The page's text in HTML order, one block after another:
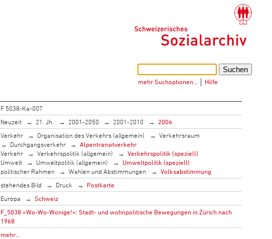
mehr Suchoptionen… Hilfe
F 5038-Ka-007
Neuzeit 21. Jh. 2001-2050 2001-2010
2004
Verkehr Organisation des Verkehrs (allgemein)
Verkehrsraum
Durchgangsverkehr
Alpentransitverkehr
Verkehr
Verkehrspolitik (allgemein)
Verkehrspolitik (speziell)
Umwelt
Umweltpolitik (allgemein)
Umweltpolitik (speziell)
politischer Rahmen
Wahlen und Abstimmungen
Volksabstimmung
stehendes Bild Druck
Postkarte
Europa
Schweiz
F_5038 «Wo-Wo-Wonige!»: Stadt- und wohnpolitische Bewegungen in Zürich nach
1968
mehr…